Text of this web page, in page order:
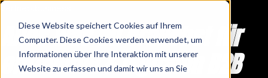
Diese Website speichert Cookies auf Ihrem
Computer. Diese Cookies werden verwendet, um
Informationen über Ihre Interaktion mit unserer
Website zu erfassen und damit wir uns an Sie
Vertrieb.business
Alles was du brauchst für
effizienten & digitalen B2B